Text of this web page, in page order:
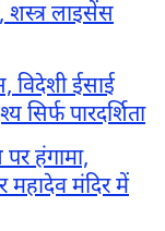
शस्त्र लाइसेंस
विदेशी ईसाई
सिर्फ पारदर्शिता
हंगामा,
महादेव मंदिर में